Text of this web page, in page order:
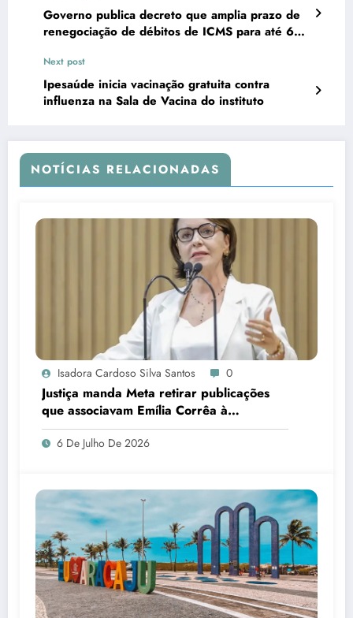
Governo publica decreto que amplia prazo de
renegociação de débitos de ICMS para até 60
Next post
Ipesaúde inicia vacinação gratuita contra
influenza na Sala de Vacina do instituto
NOTÍCIAS RELACIONADAS
Isadora Cardoso Silva Santos 0
Justiça manda Meta retirar publicações
que associavam Emília Corrêa à
corrupção e identificar responsáveis
6 De Julho De 2026